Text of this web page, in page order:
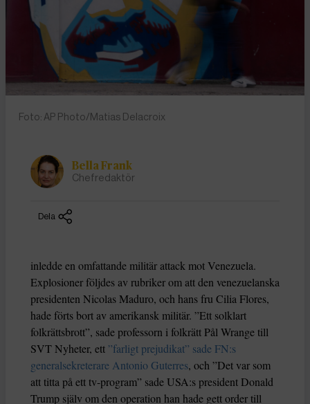
Foto: AP Photo/Matias Delacroix
Bella Frank
Chefredaktör
Dela
inledde en omfattande militär attack mot Venezuela.
Explosioner följdes av rubriker om att den venezuelanska
presidenten Nicolas Maduro, och hans fru Cilia Flores,
hade förts bort av amerikansk militär. ”Ett solklart
folkrättsbrott”, sade professorn i folkrätt Pål Wrange till
SVT Nyheter, ett ”farligt prejudikat” sade FN:s
generalsekreterare Antonio Guterres, och ”Det var som
att titta på ett tv-program” sade USA:s president Donald
Trump själv om den operation han hade gett order till